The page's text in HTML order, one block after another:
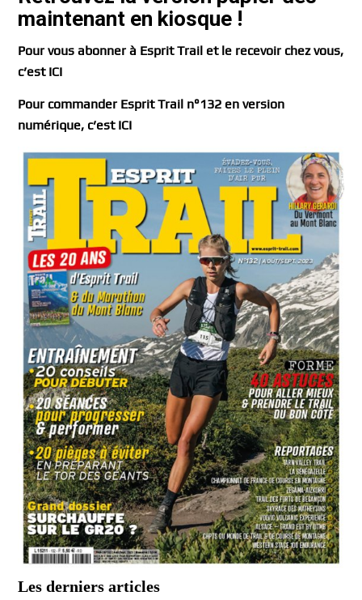
maintenant en kiosque !
Pour vous abonner à Esprit Trail et le recevoir chez vous,
c’est ICI
Pour commander Esprit Trail n°132 en version
numérique, c’est ICI
Les derniers articles